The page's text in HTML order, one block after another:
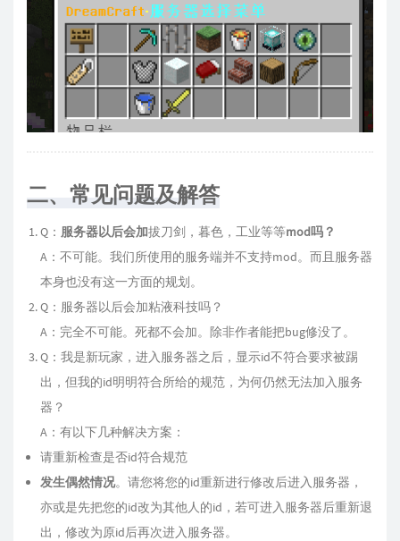
二、常见问题及解答
Q： 服务器以后会加拔刀剑，暮色，工业等等mod吗？
A：不可能。我们所使用的服务端并不支持mod。而且服务器
本身也没有这一方面的规划。
Q：服务器以后会加粘液科技吗？
A：完全不可能。死都不会加。除非作者能把bug修没了。
Q：我是新玩家，进入服务器之后，显示id不符合要求被踢
出，但我的id明明符合所给的规范，为何仍然无法加入服务
器？
A：有以下几种解决方案：
请重新检查是否id符合规范
发生偶然情况。请您将您的id重新进行修改后进入服务器，
亦或是先把您的id改为其他人的id，若可进入服务器后重新退
出，修改为原id后再次进入服务器。